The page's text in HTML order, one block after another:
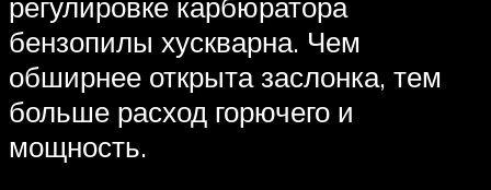
бензопилы хускварна. Чем
обширнее открыта заслонка, тем
больше расход горючего и
мощность.